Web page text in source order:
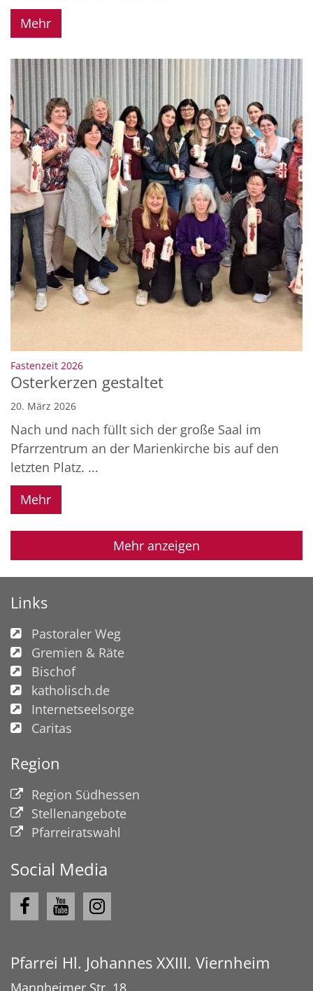
Mehr
Fastenzeit 2026:
Osterkerzen gestaltet
20. März 2026
Nach und nach füllt sich der große Saal im
Pfarrzentrum an der Marienkirche bis auf den
letzten Platz. ...
Mehr
Mehr anzeigen
Links
Pastoraler Weg
Gremien & Räte
Bischof
katholisch.de
Internetseelsorge
Caritas
Region
Region Südhessen
Stellenangebote
Pfarreiratswahl
Social Media
Pfarrei Hl. Johannes XXIII. Viernheim
Mannheimer Str. 18